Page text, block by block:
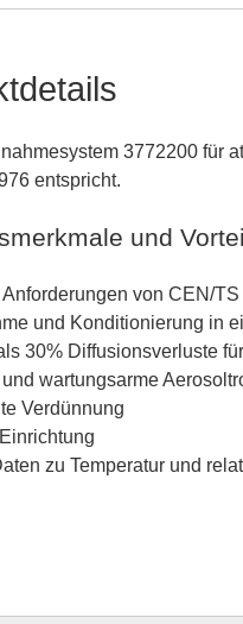
3772200 für
entspricht.
und
Anforderungen von CEN/
und Konditionierung in
30% Diffusionsverluste
wartungsarme
Verdünnung
zu Temperatur und